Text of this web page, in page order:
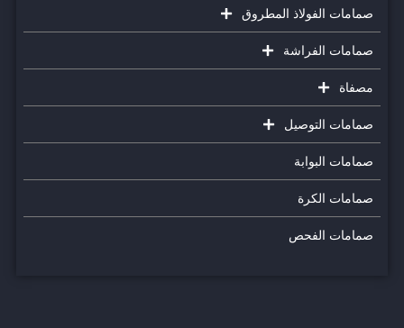
صمامات الفولاذ المطروق
صمامات الفراشة
مصفاة
صمامات التوصيل
صمامات البوابة
صمامات الكرة
صمامات الفحص